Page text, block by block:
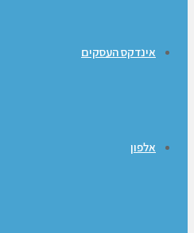
אינדקס העסקים
אלפון